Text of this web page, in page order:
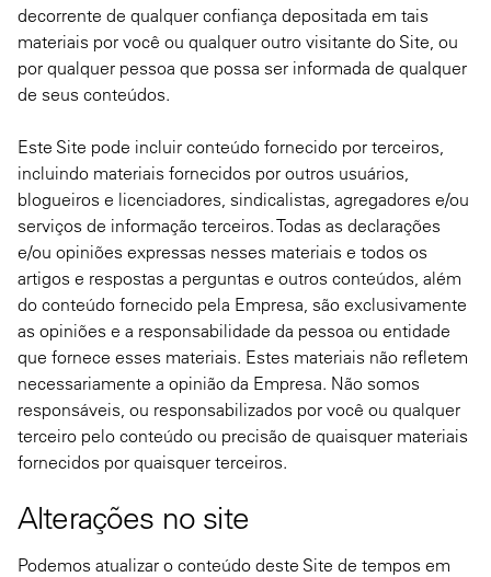
decorrente de qualquer confiança depositada em tais
materiais por você ou qualquer outro visitante do Site, ou
por qualquer pessoa que possa ser informada de qualquer
de seus conteúdos.
Este Site pode incluir conteúdo fornecido por terceiros,
incluindo materiais fornecidos por outros usuários,
blogueiros e licenciadores, sindicalistas, agregadores e/ou
serviços de informação terceiros. Todas as declarações
e/ou opiniões expressas nesses materiais e todos os
artigos e respostas a perguntas e outros conteúdos, além
do conteúdo fornecido pela Empresa, são exclusivamente
as opiniões e a responsabilidade da pessoa ou entidade
que fornece esses materiais. Estes materiais não refletem
necessariamente a opinião da Empresa. Não somos
responsáveis, ou responsabilizados por você ou qualquer
terceiro pelo conteúdo ou precisão de quaisquer materiais
fornecidos por quaisquer terceiros.
Alterações no site
Podemos atualizar o conteúdo deste Site de tempos em